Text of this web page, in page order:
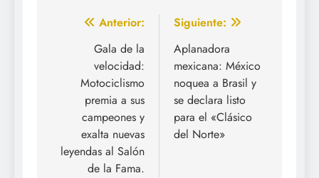
Navegación
entradas
Anterior:
Gala de la
velocidad:
Motociclismo
premia a sus
campeones y
exalta nuevas
leyendas al Salón
de la Fama.
Siguiente:
Aplanadora
mexicana: México
noquea a Brasil y
se declara listo
para el «Clásico
del Norte»